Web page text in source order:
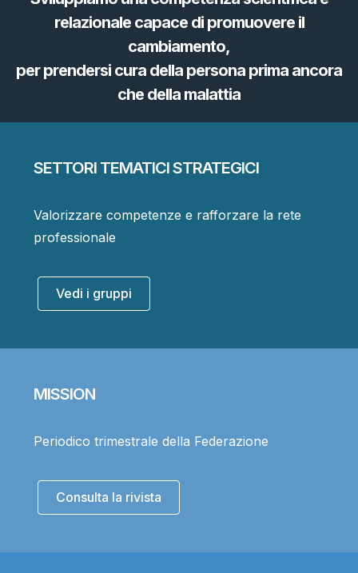
relazionale capace di promuovere il
cambiamento,
per prendersi cura della persona prima ancora
che della malattia
SETTORI TEMATICI STRATEGICI
Valorizzare competenze e rafforzare la rete
professionale
Vedi i gruppi
MISSION
Periodico trimestrale della Federazione
Consulta la rivista